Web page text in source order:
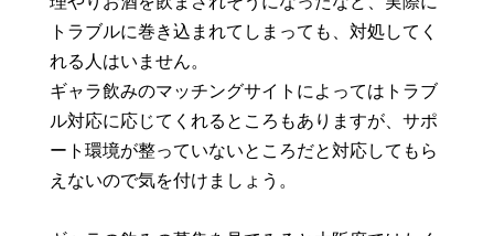
トラブルに巻き込まれてしまっても、対処してく
れる人はいません。
ギャラ飲みのマッチングサイトによってはトラブ
ル対応に応じてくれるところもありますが、サポ
ート環境が整っていないところだと対応してもら
えないので気を付けましょう。